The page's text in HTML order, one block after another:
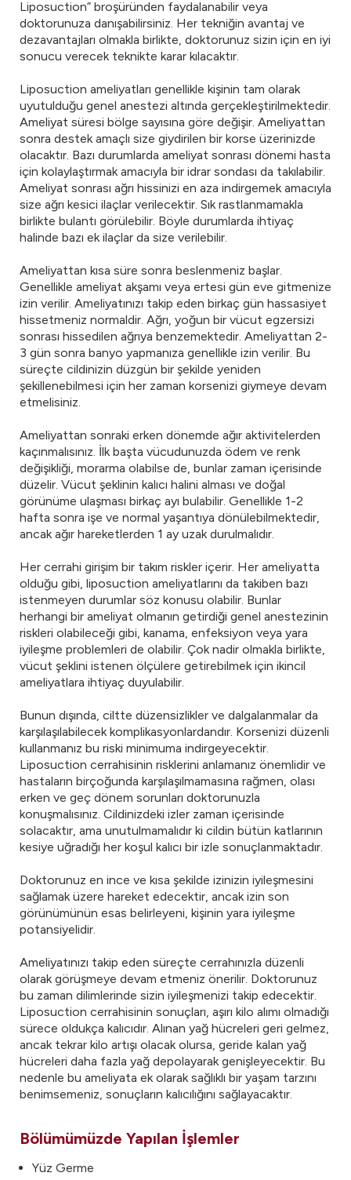
Liposuction” broşüründen faydalanabilir veya
doktorunuza danışabilirsiniz. Her tekniğin avantaj ve
dezavantajları olmakla birlikte, doktorunuz sizin için en iyi
sonucu verecek teknikte karar kılacaktır.
Liposuction ameliyatları genellikle kişinin tam olarak
uyutulduğu genel anestezi altında gerçekleştirilmektedir.
Ameliyat süresi bölge sayısına göre değişir. Ameliyattan
sonra destek amaçlı size giydirilen bir korse üzerinizde
olacaktır. Bazı durumlarda ameliyat sonrası dönemi hasta
için kolaylaştırmak amacıyla bir idrar sondası da takılabilir.
Ameliyat sonrası ağrı hissinizi en aza indirgemek amacıyla
size ağrı kesici ilaçlar verilecektir. Sık rastlanmamakla
birlikte bulantı görülebilir. Böyle durumlarda ihtiyaç
halinde bazı ek ilaçlar da size verilebilir.
Ameliyattan kısa süre sonra beslenmeniz başlar.
Genellikle ameliyat akşamı veya ertesi gün eve gitmenize
izin verilir. Ameliyatınızı takip eden birkaç gün hassasiyet
hissetmeniz normaldir. Ağrı, yoğun bir vücut egzersizi
sonrası hissedilen ağrıya benzemektedir. Ameliyattan 2-
3 gün sonra banyo yapmanıza genellikle izin verilir. Bu
süreçte cildinizin düzgün bir şekilde yeniden
şekillenebilmesi için her zaman korsenizi giymeye devam
etmelisiniz.
Ameliyattan sonraki erken dönemde ağır aktivitelerden
kaçınmalısınız. İlk başta vücudunuzda ödem ve renk
değişikliği, morarma olabilse de, bunlar zaman içerisinde
düzelir. Vücut şeklinin kalıcı halini alması ve doğal
görünüme ulaşması birkaç ayı bulabilir. Genellikle 1-2
hafta sonra işe ve normal yaşantıya dönülebilmektedir,
ancak ağır hareketlerden 1 ay uzak durulmalıdır.
Her cerrahi girişim bir takım riskler içerir. Her ameliyatta
olduğu gibi, liposuction ameliyatlarını da takiben bazı
istenmeyen durumlar söz konusu olabilir. Bunlar
herhangi bir ameliyat olmanın getirdiği genel anestezinin
riskleri olabileceği gibi, kanama, enfeksiyon veya yara
iyileşme problemleri de olabilir. Çok nadir olmakla birlikte,
vücut şeklini istenen ölçülere getirebilmek için ikincil
ameliyatlara ihtiyaç duyulabilir.
Bunun dışında, ciltte düzensizlikler ve dalgalanmalar da
karşılaşılabilecek komplikasyonlardandır. Korsenizi düzenli
kullanmanız bu riski minimuma indirgeyecektir.
Liposuction cerrahisinin risklerini anlamanız önemlidir ve
hastaların birçoğunda karşılaşılmamasına rağmen, olası
erken ve geç dönem sorunları doktorunuzla
konuşmalısınız. Cildinizdeki izler zaman içerisinde
solacaktır, ama unutulmamalıdır ki cildin bütün katlarının
kesiye uğradığı her koşul kalıcı bir izle sonuçlanmaktadır.
Doktorunuz en ince ve kısa şekilde izinizin iyileşmesini
sağlamak üzere hareket edecektir, ancak izin son
görünümünün esas belirleyeni, kişinin yara iyileşme
potansiyelidir.
Ameliyatınızı takip eden süreçte cerrahınızla düzenli
olarak görüşmeye devam etmeniz önerilir. Doktorunuz
bu zaman dilimlerinde sizin iyileşmenizi takip edecektir.
Liposuction cerrahisinin sonuçları, aşırı kilo alımı olmadığı
sürece oldukça kalıcıdır. Alınan yağ hücreleri geri gelmez,
ancak tekrar kilo artışı olacak olursa, geride kalan yağ
hücreleri daha fazla yağ depolayarak genişleyecektir. Bu
nedenle bu ameliyata ek olarak sağlıklı bir yaşam tarzını
benimsemeniz, sonuçların kalıcılığını sağlayacaktır.
Bölümümüzde Yapılan İşlemler
Yüz Germe